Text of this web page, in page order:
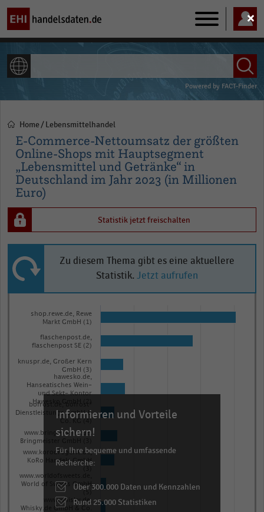
Main
navigation
Powered by FACT-Finder
Pfadnavigation
Home Lebensmittelhandel
E-Commerce-Nettoumsatz der größten
Online-Shops mit Hauptsegment
„Lebensmittel und Getränke“ in
Deutschland im Jahr 2023 (in Millionen
Euro)
Statistik jetzt freischalten
Zu diesem Thema gibt es eine aktuellere
Statistik. Jetzt aufrufen
chart
chart
has
1
axis
displaying
categories.
Range:
10
graphic.shop.rewe.de, Rewe
Markt GmbH (1)
flaschenpost.de,
flaschenpost SE (2)
knuspr.de, Großer Kern
GmbH (3)
hawesko.de,
Hanseatisches Wein-
und Sekt- Kontor
Hawesko GmbH (2)
bofrost.de, bofrost*
Dienstleistungs GmbH &
www.bringmeister.de,
Bringmeister GmbH (3)
www.korodrogerie.de,
KoRo Handels GmbH
www.worldofsweets.de,
World of Sweets GmbH
www.whisky.de,
Whisky.de GmbH & Co.
Informieren und Vorteile
sichern!
Für Ihre bequeme und umfassende
Recherche:
Über 300.000 Daten und Kennzahlen
Rund 25.000 Statistiken